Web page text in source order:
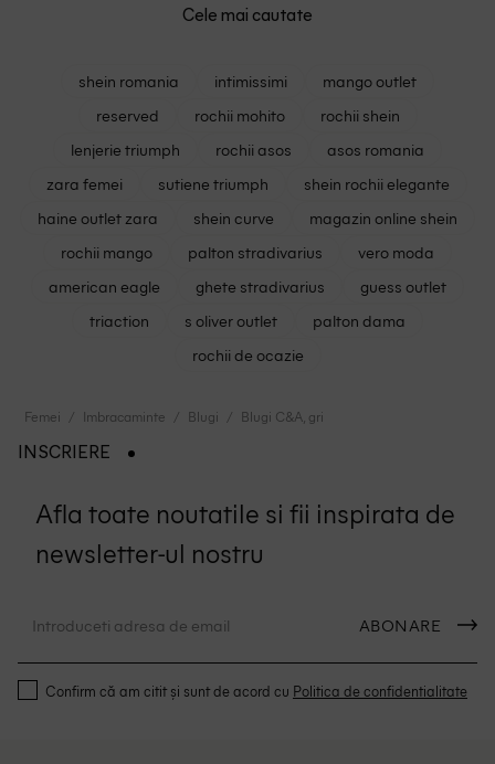
Cele mai cautate
shein romania intimissimi
mango outlet
reserved
rochii mohito
rochii shein
lenjerie triumph
rochii asos
asos romania
zara femei
sutiene triumph
shein rochii elegante
haine outlet zara
shein curve
magazin online shein
rochii mango
palton stradivarius
vero moda
american eagle
ghete stradivarius
guess outlet
triaction
s oliver outlet
palton dama
rochii de ocazie
Femei Imbracaminte Blugi Blugi C&A, gri
INSCRIERE
Afla toate noutatile si fii inspirata de
newsletter-ul nostru
ABONARE
Confirm că am citit și sunt de acord cu Politica de confidentialitate